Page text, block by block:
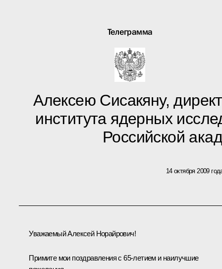
Телеграмма
Алексею Сисакяну,
института ядерных
Российской
14 октября 2009
Уважаемый Алексей Норайрович!
Примите мои поздравления с 65-летием и наилучшие